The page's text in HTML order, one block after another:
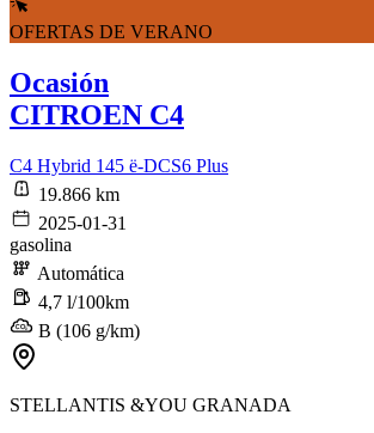
OFERTAS DE VERANO
Ocasión
CITROEN C4
C4 Hybrid 145 ë-DCS6 Plus
19.866 km
2025-01-31
gasolina
Automática
4,7 l/100km
B (106 g/km)
STELLANTIS &YOU GRANADA